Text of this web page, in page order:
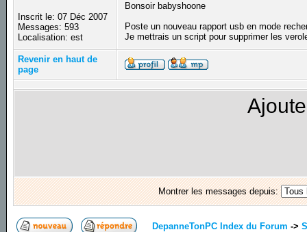
Inscrit le: 07 Déc 2007
Messages: 593
Localisation: est
Bonsoir babyshoone
Poste un nouveau rapport usb en mode
Je mettrais un script pour supprimer les
Revenir en haut de
page
Montrer les messages depuis:
DepanneTonPC Index du Forum ->